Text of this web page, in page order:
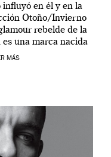
influyó en él y en la
Otoño/Invierno
rebelde de la
una marca nacida
ha […]
MÁS